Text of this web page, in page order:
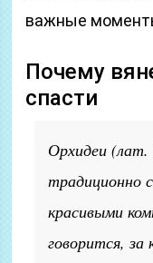
важные
Почему
спасти
Орхидеи
традиционно
красивыми
говорится,